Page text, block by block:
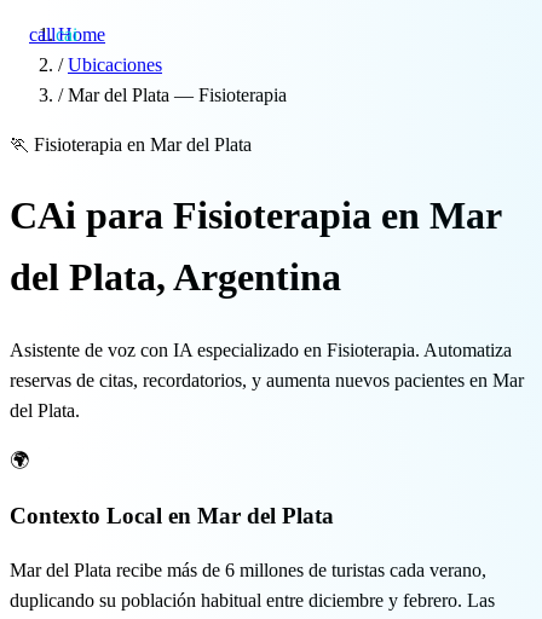
callcai
Precios
Integraciones
Demo →
Home
/ Ubicaciones
/ Mar del Plata — Fisioterapia
🏃 Fisioterapia en Mar del Plata
CAi para Fisioterapia en Mar
del Plata, Argentina
Asistente de voz con IA especializado en Fisioterapia. Automatiza
reservas de citas, recordatorios, y aumenta nuevos pacientes en Mar
del Plata.
🌍
Contexto Local en Mar del Plata
Mar del Plata recibe más de 6 millones de turistas cada verano,
duplicando su población habitual entre diciembre y febrero. Las